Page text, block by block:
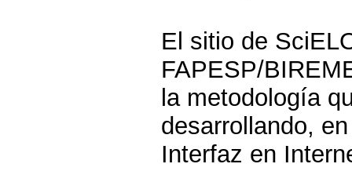
El sitio de
FAPESP/
la metodología
desarrollando,
Interfaz en